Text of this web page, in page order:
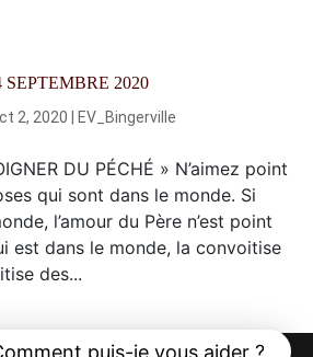
2020
2, 2020 EV_Bingerville
DU PÉCHÉ » N’aimez point
qui sont dans le monde. Si
l’amour du Père n’est point
est dans le monde, la convoitise
des...
puis-je vous aider ?